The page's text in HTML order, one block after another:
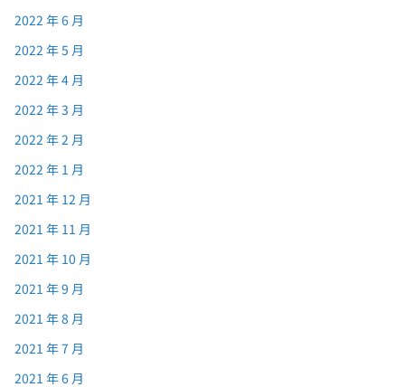
2022 年 6 月
2022 年 5 月
2022 年 4 月
2022 年 3 月
2022 年 2 月
2022 年 1 月
2021 年 12 月
2021 年 11 月
2021 年 10 月
2021 年 9 月
2021 年 8 月
2021 年 7 月
2021 年 6 月